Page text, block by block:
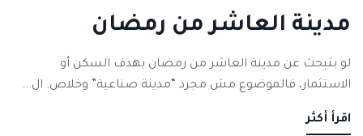
مدينة العاشر من رمضان
لو بتبحث عن مدينة العاشر من رمضان بهدف السكن أو
الاستثمار، فالموضوع مش مجرد “مدينة صناعية” وخلاص. ال...
اقرأ أكثر